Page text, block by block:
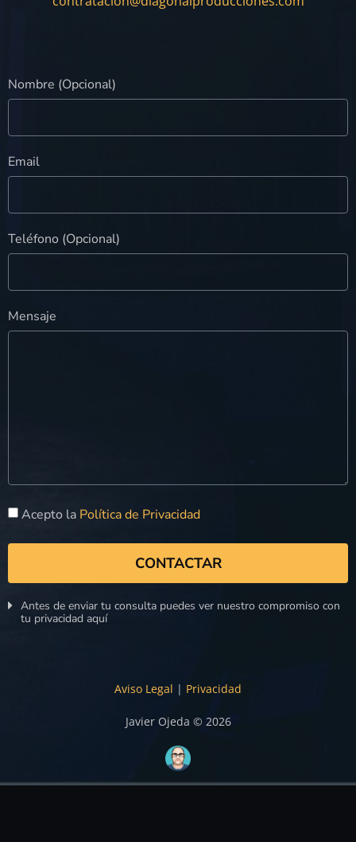
Nombre (Opcional)
Email
Teléfono (Opcional)
Mensaje
Acepto la Política de Privacidad
CONTACTAR
Antes de enviar tu consulta puedes ver nuestro compromiso con
tu privacidad aquí
Aviso Legal | Privacidad
Javier Ojeda © 2026